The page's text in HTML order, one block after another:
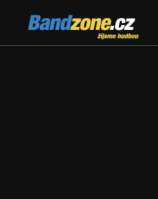
Bandzone.cz
žijeme hudbou